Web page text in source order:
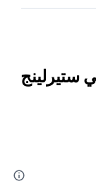
ستيرلينج